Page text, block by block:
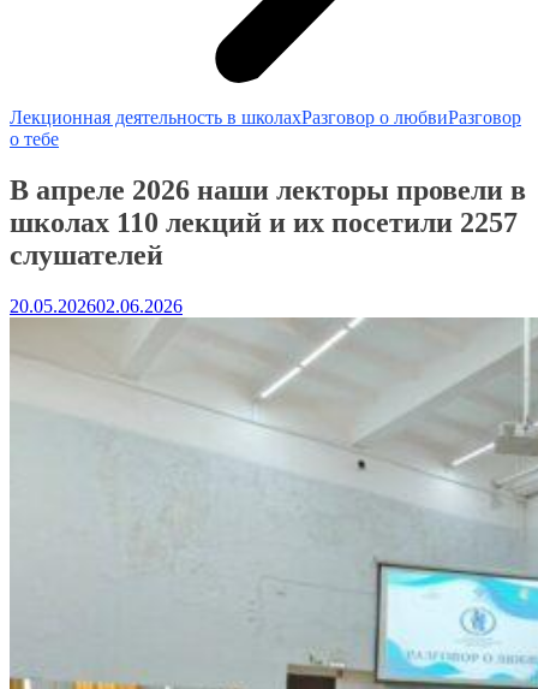
Лекционная деятельность в школахРазговор о любвиРазговор
о тебе
В апреле 2026 наши лекторы провели в
школах 110 лекций и их посетили 2257
слушателей
20.05.202602.06.2026